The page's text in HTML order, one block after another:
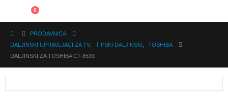
0
PRODAVNICA
DALJINSKI UPRAVLJACI ZA TV
TIPSKI DALJINSKI
TOSHIBA
DALJINSKI ZA TOSHIBA CT-8533